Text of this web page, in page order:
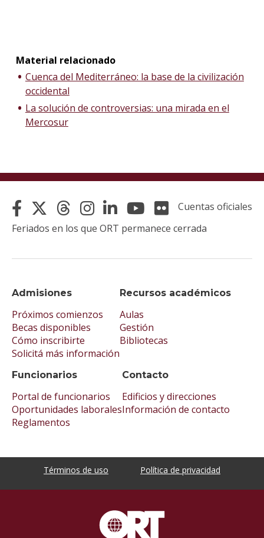
Material relacionado
Cuenca del Mediterráneo: la base de la civilización
occidental
La solución de controversias: una mirada en el
Mercosur
Admisiones
Próximos comienzos
Becas disponibles
Cómo inscribirte
Solicitá más información
Recursos académicos
Aulas
Gestión
Bibliotecas
Funcionarios
Portal de funcionarios
Oportunidades laborales
Reglamentos
Contacto
Edificios y direcciones
Información de contacto
Cuentas oficiales
Feriados en los que ORT permanece cerrada
Términos de uso Política de privacidad